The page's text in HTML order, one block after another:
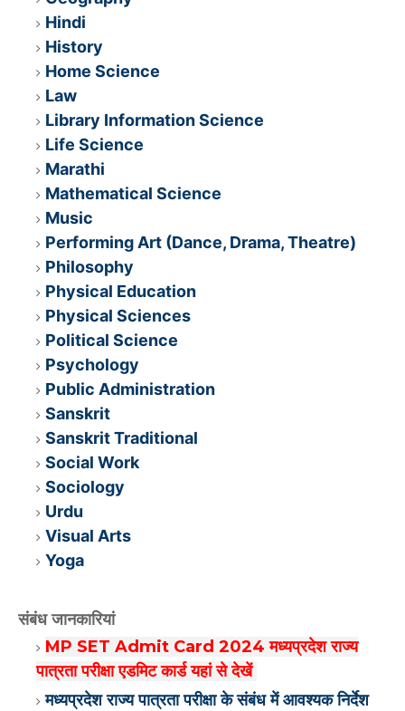
Hindi
History
Home Science
Law
Library Information Science
Life Science
Marathi
Mathematical Science
Music
Performing Art (Dance, Drama, Theatre)
Philosophy
Physical Education
Physical Sciences
Political Science
Psychology
Public Administration
Sanskrit
Sanskrit Traditional
Social Work
Sociology
Urdu
Visual Arts
Yoga
संबंध जानकारियां
MP SET Admit Card 2024 मध्यप्रदेश राज्य
पात्रता परीक्षा एडमिट कार्ड यहां से देखें
मध्यप्रदेश राज्य पात्रता परीक्षा के संबंध में आवश्यक निर्देश